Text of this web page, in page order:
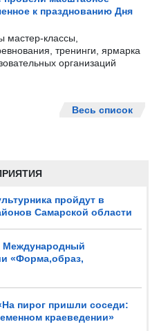
пройдут в
Самарской области
Международный
«Форма,образ,
пирог пришли соседи:
краеведении»
к празднованию Дня
мастер-классы,
тренинги, ярмарка
организаций
Весь список